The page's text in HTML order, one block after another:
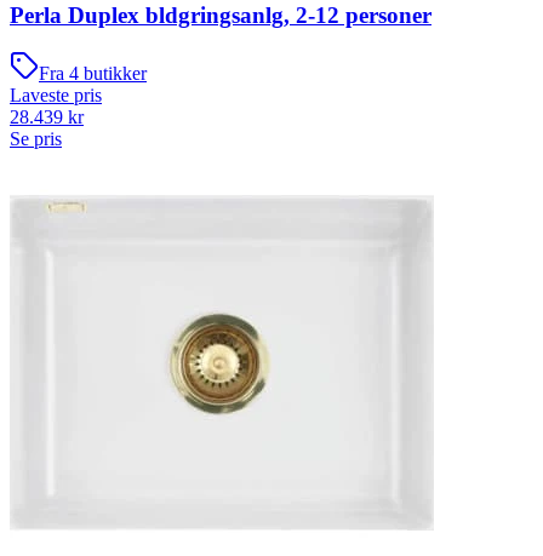
Perla Duplex bldgringsanlg, 2-12 personer
Fra 4 butikker
Laveste pris
28.439 kr
Se pris